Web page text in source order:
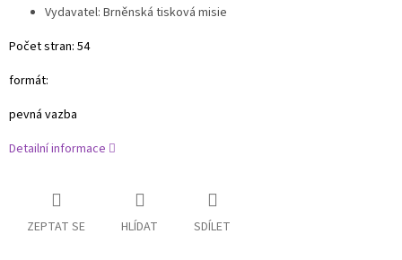
Vydavatel: Brněnská tisková misie
Počet stran: 54
formát:
pevná vazba
Detailní informace
ZEPTAT SE HLÍDAT SDÍLET